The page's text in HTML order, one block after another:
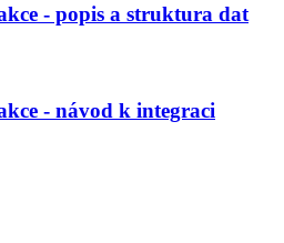
- popis a struktura dat
- návod k integraci